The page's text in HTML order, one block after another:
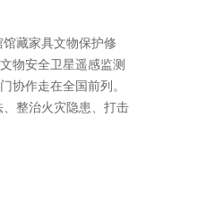
藏家具文物保护修
物安全卫星遥感监测
协作走在全国前列。
整治火灾隐患、打击